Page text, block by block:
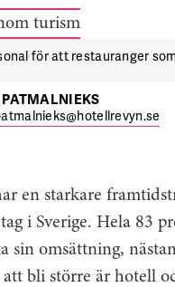
för att restauranger
en starkare
i Sverige. Hela 83
sin omsättning,
att bli större är hotell